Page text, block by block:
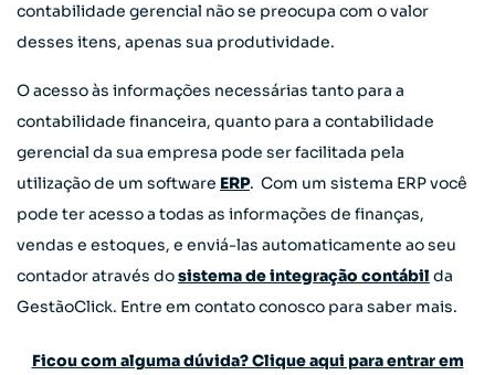
contabilidade gerencial não se preocupa com o valor
desses itens, apenas sua produtividade.
O acesso às informações necessárias tanto para a
contabilidade financeira, quanto para a contabilidade
gerencial da sua empresa pode ser facilitada pela
utilização de um software ERP. Com um sistema ERP você
pode ter acesso a todas as informações de finanças,
vendas e estoques, e enviá-las automaticamente ao seu
contador através dosistema de integração contábil da
GestãoClick. Entre em contato conosco para saber mais.
Ficou com alguma dúvida? Clique aqui para entrar em